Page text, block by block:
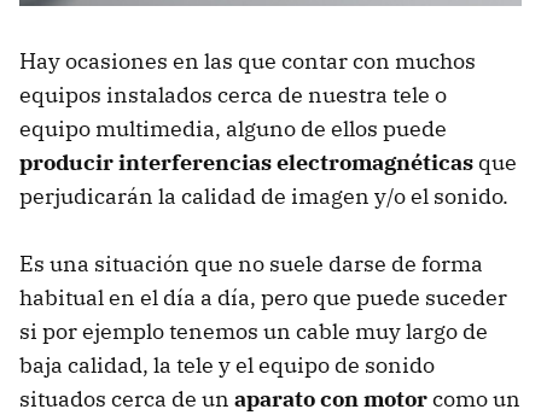
Hay ocasiones en las que contar con muchos
equipos instalados cerca de nuestra tele o
equipo multimedia, alguno de ellos puede
producir interferencias electromagnéticas que
perjudicarán la calidad de imagen y/o el sonido.
Es una situación que no suele darse de forma
habitual en el día a día, pero que puede suceder
si por ejemplo tenemos un cable muy largo de
baja calidad, la tele y el equipo de sonido
situados cerca de un aparato con motorcomo un